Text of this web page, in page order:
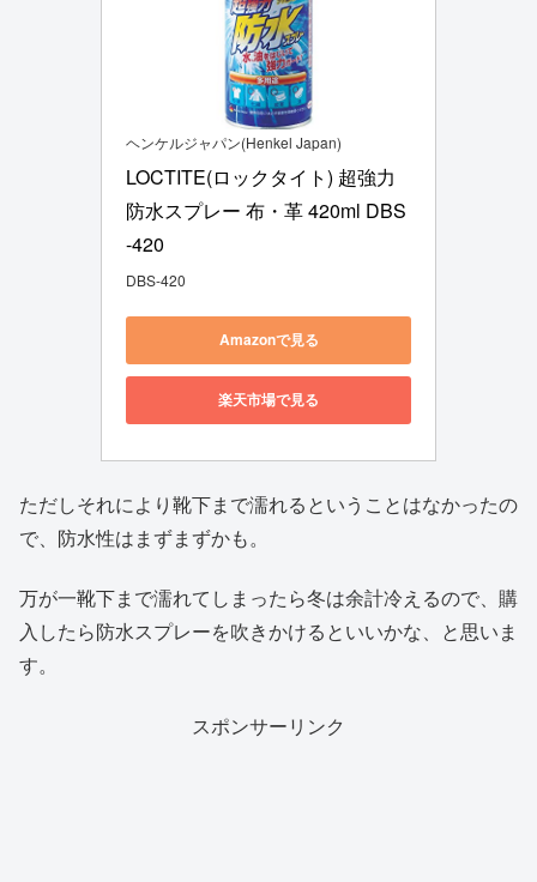
ヘンケルジャパン(Henkel Japan)
LOCTITE(ロックタイト) 超強力
防水スプレー 布・革 420ml DBS
-420
DBS-420
Amazonで見る
楽天市場で見る
ただしそれにより靴下まで濡れるということはなかったの
で、防水性はまずまずかも。
万が一靴下まで濡れてしまったら冬は余計冷えるので、購
入したら防水スプレーを吹きかけるといいかな、と思いま
す。
スポンサーリンク